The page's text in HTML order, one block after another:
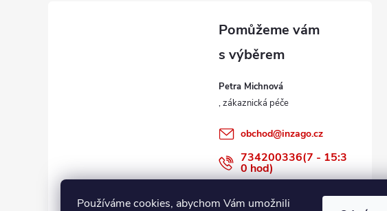
Používáme cookies, abychom Vám umožnili
Petra Michnová
obchod@inzago.cz
734200336(7 - 15:3
0 hod)